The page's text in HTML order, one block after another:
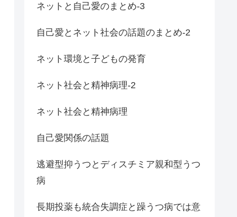
ネットと自己愛のまとめ-3
自己愛とネット社会の話題のまとめ-2
ネット環境と子どもの発育
ネット社会と精神病理-2
ネット社会と精神病理
自己愛関係の話題
逃避型抑うつとディスチミア親和型うつ
病
長期投薬も統合失調症と躁うつ病では意